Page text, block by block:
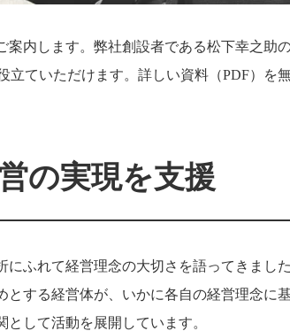
内します。弊社創設者である松下幸之助
立ていただけます。詳しい資料（PDF）を
の実現を支援
にふれて経営理念の大切さを語ってきまし
する経営体が、いかに各自の経営理念に
して活動を展開しています。